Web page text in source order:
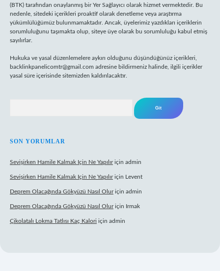
(BTK) tarafından onaylanmış bir Yer Sağlayıcı olarak hizmet vermektedir. Bu
nedenle, sitedeki içerikleri proaktif olarak denetleme veya araştırma
yükümlülüğümüz bulunmamaktadır. Ancak, üyelerimiz yazdıkları içeriklerin
sorumluluğunu taşımakta olup, siteye üye olarak bu sorumluluğu kabul etmiş
sayılırlar.
Hukuka ve yasal düzenlemelere aykırı olduğunu düşündüğünüz içerikleri,
backlinkpanelicomtr@gmail.com adresine bildirmeniz halinde, ilgili içerikler
yasal süre içerisinde sitemizden kaldırılacaktır.
SON YORUMLAR
Sevişirken Hamile Kalmak Için Ne Yapılıriçin admin
Sevişirken Hamile Kalmak Için Ne Yapılıriçin Levent
Deprem Olacağında Gökyüzü Nasıl Oluriçin admin
Deprem Olacağında Gökyüzü Nasıl Oluriçin Irmak
Çikolatalı Lokma Tatlısı Kaç Kalori için admin